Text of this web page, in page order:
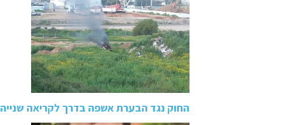
החוק נגד הבערת אשפה בדרך לקריאה שנייה